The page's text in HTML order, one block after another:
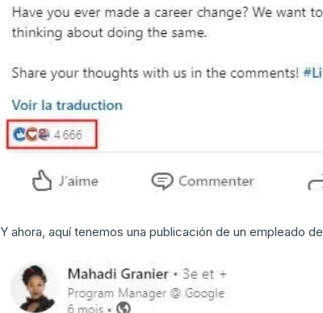
Y ahora, aquí tenemos una publicación de un empleado